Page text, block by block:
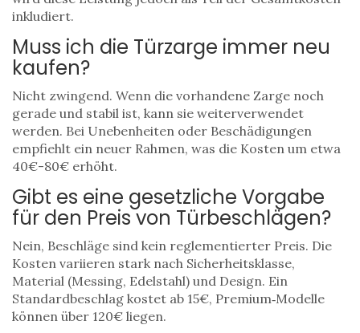
inkludiert.
Muss ich die Türzarge immer neu
kaufen?
Nicht zwingend. Wenn die vorhandene Zarge noch
gerade und stabil ist, kann sie weiterverwendet
werden. Bei Unebenheiten oder Beschädigungen
empfiehlt ein neuer Rahmen, was die Kosten um etwa
40€-80€ erhöht.
Gibt es eine gesetzliche Vorgabe
für den Preis von Türbeschlägen?
Nein, Beschläge sind kein reglementierter Preis. Die
Kosten variieren stark nach Sicherheitsklasse,
Material (Messing, Edelstahl) und Design. Ein
Standardbeschlag kostet ab 15€, Premium‑Modelle
können über 120€ liegen.